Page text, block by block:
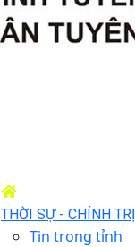
THỜI SỰ - CHÍNH TRỊ
Tin trong tỉnh